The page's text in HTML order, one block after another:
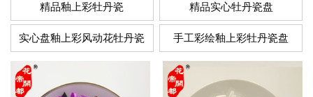
精品釉上彩牡丹瓷 精品实心牡丹瓷盘
实心盘釉上彩风动花牡丹瓷 手工彩绘釉上彩牡丹瓷盘